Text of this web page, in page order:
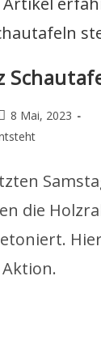
8 Mai, 2023
die